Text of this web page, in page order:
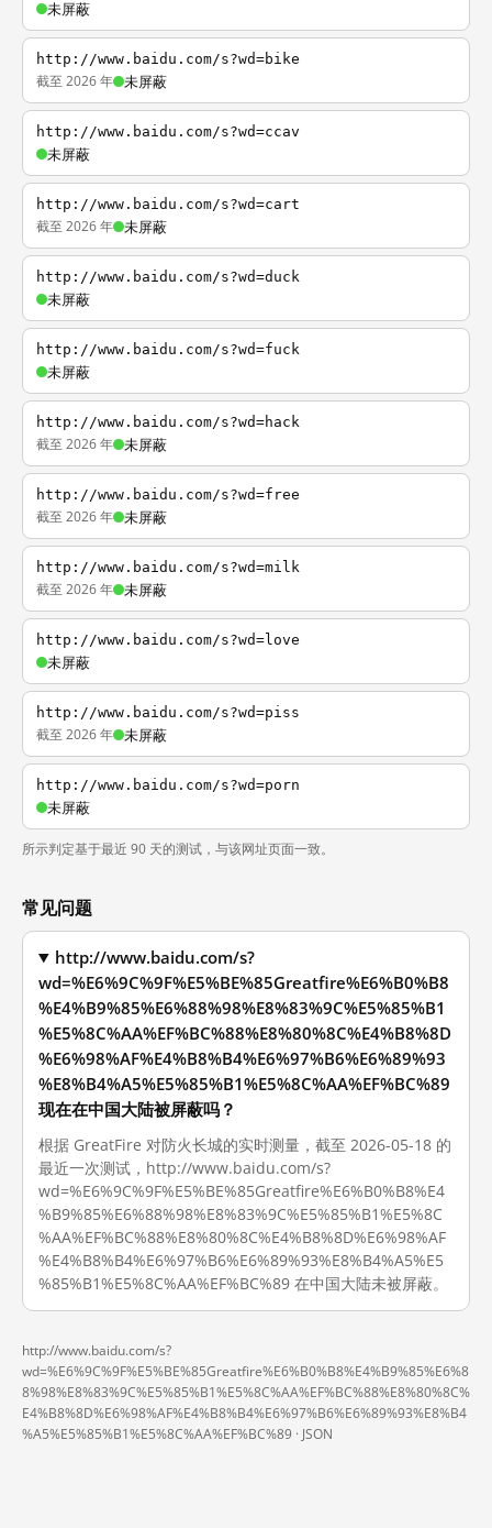
未屏蔽
http://www.baidu.com/s?wd=bike
截至 2026 年 未屏蔽
http://www.baidu.com/s?wd=ccav
未屏蔽
http://www.baidu.com/s?wd=cart
截至 2026 年 未屏蔽
http://www.baidu.com/s?wd=duck
未屏蔽
http://www.baidu.com/s?wd=fuck
未屏蔽
http://www.baidu.com/s?wd=hack
截至 2026 年 未屏蔽
http://www.baidu.com/s?wd=free
截至 2026 年 未屏蔽
http://www.baidu.com/s?wd=milk
截至 2026 年 未屏蔽
http://www.baidu.com/s?wd=love
未屏蔽
http://www.baidu.com/s?wd=piss
截至 2026 年 未屏蔽
http://www.baidu.com/s?wd=porn
未屏蔽
所示判定基于最近 90 天的测试，与该网址页面一致。
常见问题
http://www.baidu.com/s?
wd=%E6%9C%9F%E5%BE%85Greatfire%E6%B0%B8
%E4%B9%85%E6%88%98%E8%83%9C%E5%85%B1
%E5%8C%AA%EF%BC%88%E8%80%8C%E4%B8%8D
%E6%98%AF%E4%B8%B4%E6%97%B6%E6%89%93
%E8%B4%A5%E5%85%B1%E5%8C%AA%EF%BC%89
现在在中国大陆被屏蔽吗？
根据 GreatFire 对防火长城的实时测量，截至 2026-05-18 的
最近一次测试，http://www.baidu.com/s?
wd=%E6%9C%9F%E5%BE%85Greatfire%E6%B0%B8%E4
%B9%85%E6%88%98%E8%83%9C%E5%85%B1%E5%8C
%AA%EF%BC%88%E8%80%8C%E4%B8%8D%E6%98%AF
%E4%B8%B4%E6%97%B6%E6%89%93%E8%B4%A5%E5
%85%B1%E5%8C%AA%EF%BC%89 在中国大陆未被屏蔽。
http://www.baidu.com/s?
wd=%E6%9C%9F%E5%BE%85Greatfire%E6%B0%B8%E4%B9%85%E6%8
8%98%E8%83%9C%E5%85%B1%E5%8C%AA%EF%BC%88%E8%80%8C%
E4%B8%8D%E6%98%AF%E4%B8%B4%E6%97%B6%E6%89%93%E8%B4
%A5%E5%85%B1%E5%8C%AA%EF%BC%89 · JSON